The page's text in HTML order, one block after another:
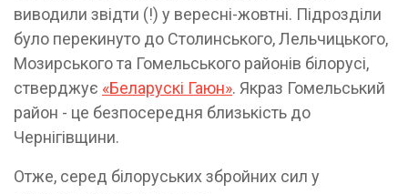
виводили звідти (!) у вересні-жовтні. Підрозділи
було перекинуто до Столинського, Лельчицького,
Мозирського та Гомельського районів білорусі,
стверджує «Беларускі Гаюн». Якраз Гомельський
район - це безпосередня близькість до
Чернігівщини.
Отже, серед білоруських збройних сил у